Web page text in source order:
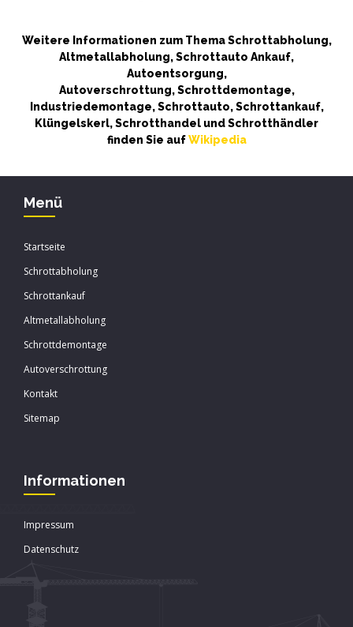
Weitere Informationen zum Thema Schrottabholung,
Altmetallabholung, Schrottauto Ankauf,
Autoentsorgung,
Autoverschrottung, Schrottdemontage,
Industriedemontage, Schrottauto, Schrottankauf,
Klüngelskerl, Schrotthandel und Schrotthändler
finden Sie aufWikipedia
Menü
Startseite
Schrottabholung
Schrottankauf
Altmetallabholung
Schrottdemontage
Autoverschrottung
Kontakt
Sitemap
Informationen
Impressum
Datenschutz